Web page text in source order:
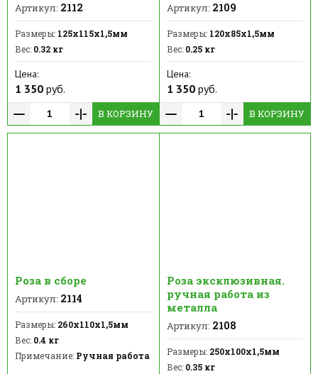
Артикул: 2112
Размеры: 125х115х1,5мм
Вес: 0.32 кг
Цена:
1 350 руб.
В КОРЗИНУ
Артикул: 2109
Размеры:120х85х1,5мм
Вес:0.25 кг
Цена:
1 350руб.
В КОРЗИНУ
Роза в сборе
Артикул: 2114
Размеры: 260х110х1,5мм
Вес: 0.4 кг
Примечание: Ручная работа
Роза эксклюзивная.
ручная работа из
металла
Артикул: 2108
Размеры:250х100х1,5мм
Вес:0.35 кг